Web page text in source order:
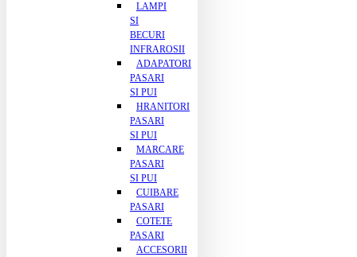
LAMPI
SI
BECURI
INFRAROSII
ADAPATORI
PASARI
SI PUI
HRANITORI
PASARI
SI PUI
MARCARE
PASARI
SI PUI
CUIBARE
PASARI
COTETE
PASARI
ACCESORII